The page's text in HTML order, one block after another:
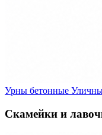
Урны бетонные
Скамейки и